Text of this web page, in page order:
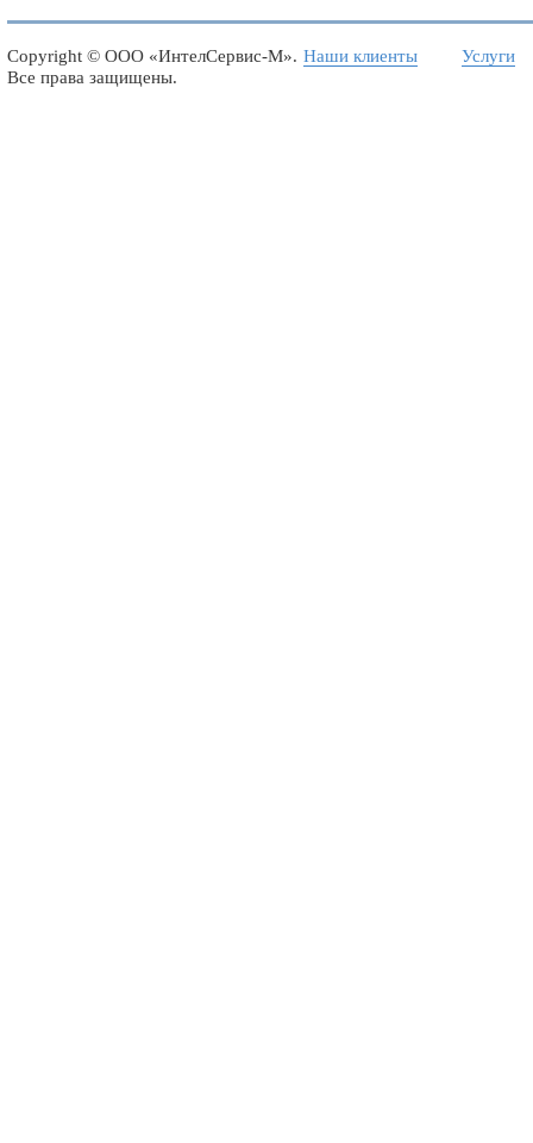
Copyright © ООО «ИнтелСервис-М».
Все права защищены.
Наши клиенты Услуги